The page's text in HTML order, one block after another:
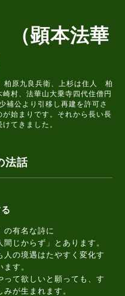
顕本法華
原九良兵衛、上杉は住人 柏
村、法華山大乗寺四代住僧円
補公より引移し再建を許可さ
始まりです。それから長い長
てきました。
法話
の有名な詩に
じからず」とあります。
人の境遇はたやすく変化す
す。
て欲しいと願っても、す
が生まれます。